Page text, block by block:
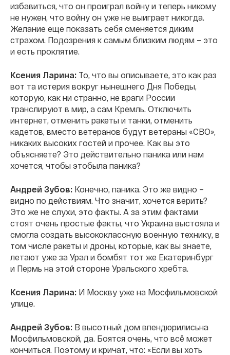
избавиться, что он проиграл войну и теперь никому
не нужен, что войну он уже не выиграет никогда.
Желание еще показать себя сменяется диким
страхом. Подозрения к самым близким людям – это
и есть проклятие.
Ксения Ларина: То, что вы описываете, это как раз
вот та истерия вокруг нынешнего Дня Победы,
которую, как ни странно, не враги России
транслируют в мир, а сам Кремль. Отключить
интернет, отменить ракеты и танки, отменить
кадетов, вместо ветеранов будут ветераны «СВО»,
никаких высоких гостей и прочее. Как вы это
объясняете? Это действительно паника или нам
хочется, чтобы этобыла паника?
Андрей Зубов: Конечно, паника. Это же видно –
видно по действиям. Что значит, хочется верить?
Это же не слухи, это факты. А за этим фактами
стоят очень простые факты, что Украина выстояла и
смогла создать высококлассную военную технику, в
том числе ракеты и дроны, которые, как вы знаете,
летают уже за Урал и бомбят тот же Екатеринбург
и Пермь на этой стороне Уральского хребта.
Ксения Ларина: И Москву уже на Мосфильмовской
улице.
Андрей Зубов: В высотный дом впендюрилисьна
Мосфильмовской, да. Боятся очень, что всё может
кончиться. Поэтому и кричат, что: «Если вы хоть